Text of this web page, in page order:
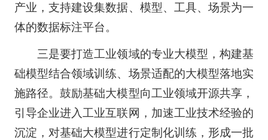
产业，支持建设集数据、模型、工具、场景为一
体的数据标注平台。
三是要打造工业领域的专业大模型，构建基
础模型结合领域训练、场景适配的大模型落地实
施路径。鼓励基础大模型向工业领域开源共享，
引导企业进入工业互联网，加速工业技术经验的
沉淀，对基础大模型进行定制化训练，形成一批